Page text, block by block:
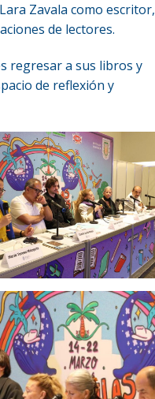
Zavala como escritor,
de lectores.
regresar a sus libros y
de reflexión y